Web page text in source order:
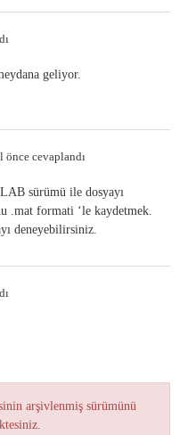
geliyor.
önce cevaplandı
sürümü ile dosyayı
.mat formati ‘le kaydetmek.
deneyebilirsiniz.
arşivlenmiş sürümünü